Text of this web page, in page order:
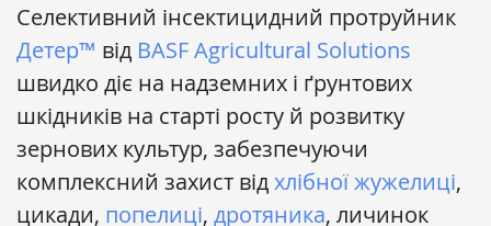
Селективний інсектицидний протруйник
Детер™ від BASF Agricultural Solutions
швидко діє на надземних і ґрунтових
шкідників на старті росту й розвитку
зернових культур, забезпечуючи
комплексний захист відхлібної жужелиці,
цикади, попелиці, дротяника, личинок